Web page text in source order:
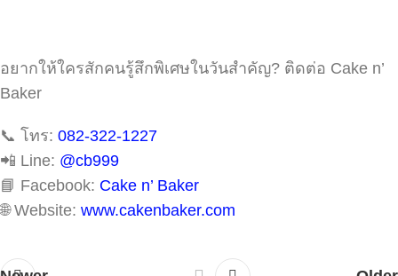
อยากให้ใครสักคนรู้สึกพิเศษในวันสำคัญ? ติดต่อ Cake n’
Baker
📞 โทร: 082-322-1227
📲 Line: @cb999
📘 Facebook: Cake n’ Baker
🌐 Website: www.cakenbaker.com